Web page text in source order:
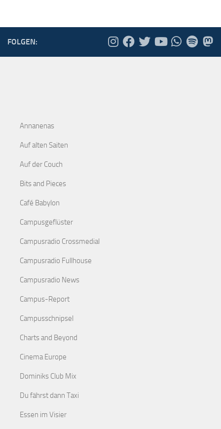
FOLGEN:
Annanenas
Auf alten Saiten
Auf der Couch
Bits and Pieces
Café Babylon
Campusgeflüster
Campusradio Crossmedial
Campusradio Fullhouse
Campusradio News
Campus-Report
Campusschnipsel
Charts and Beyond
Cinema Europe
Dominiks Club Mix
Du fährst dann Taxi
Essen im Visier